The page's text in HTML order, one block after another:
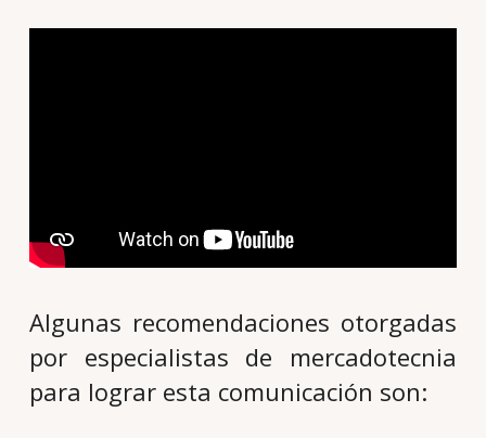
Algunas recomendaciones otorgadas
por especialistas de mercadotecnia
para lograr esta comunicación son: